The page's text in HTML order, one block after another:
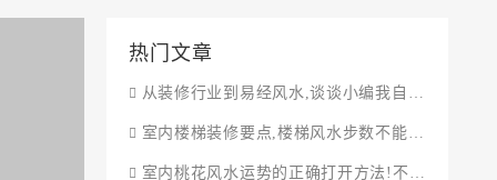
热门文章
从装修行业到易经风水,谈谈小编我自己与风水的渊源
室内楼梯装修要点,楼梯风水步数不能随便设计
室内桃花风水运势的正确打开方法!不要乱用!